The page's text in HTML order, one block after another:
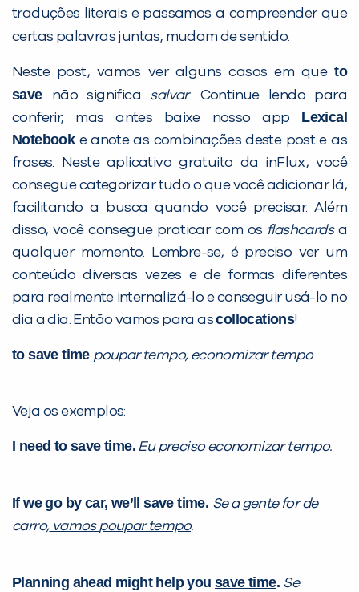
traduções literais e passamos a compreender que
certas palavras juntas, mudam de sentido.
Neste post, vamos ver alguns casos em queto
save
não significa salvar. Continue lendo para
conferir, mas antes baixe nosso app Lexical
Notebooke anote as combinações deste post e as
frases. Neste aplicativo gratuito da inFlux, você
consegue categorizar tudo o que você adicionar lá,
facilitando a busca quando você precisar. Além
disso, você consegue praticar com os flashcards a
qualquer momento. Lembre-se, é preciso ver um
conteúdo diversas vezes e de formas diferentes
para realmente internalizá-lo e conseguir usá-lo no
dia a dia. Então vamos para ascollocations!
to save time poupar tempo, economizar tempo
Veja os exemplos:
I need to save time. Eu precisoeconomizar tempo.
If we go by car, we’llsave time. Se a gente for de
carro,vamospoupar tempo.
Planning ahead might help you save time. Se
Você é aluno inFlux?
Sim Não
VOLTAR